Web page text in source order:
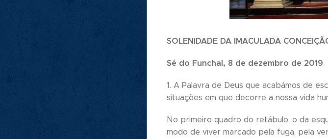
SOLENIDADE DA IMACULADA
Sé do Funchal, 8 de dezembro de 2019
1. A Palavra de Deus que acabámos de
situações em que decorre a nossa vida
No primeiro quadro do retábulo, o da
modo de viver marcado pela fuga, pela